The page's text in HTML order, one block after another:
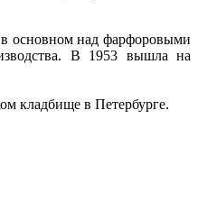
основном над фарфоровыми
В 1953 вышла на
кладбище в Петербурге.